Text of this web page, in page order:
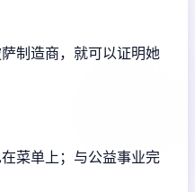
制造商，就可以证明她
菜单上；与公益事业完